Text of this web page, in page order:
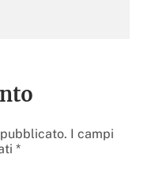
I campi
*